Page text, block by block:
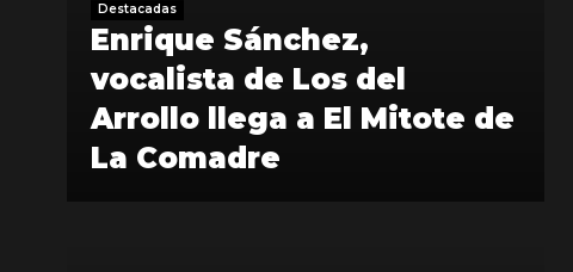
Destacadas
Enrique Sánchez,
vocalista de Los del
Arrollo llega a El Mitote de
La Comadre